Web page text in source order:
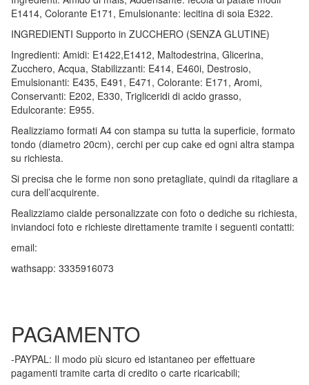
E1414, Colorante E171, Emulsionante: lecitina di soia E322.
INGREDIENTI Supporto in ZUCCHERO (SENZA GLUTINE)
Ingredienti: Amidi: E1422,E1412, Maltodestrina, Glicerina,
Zucchero, Acqua, Stabilizzanti: E414, E460i, Destrosio,
Emulsionanti: E435, E491, E471, Colorante: E171, Aromi,
Conservanti: E202, E330, Trigliceridi di acido grasso,
Edulcorante: E955.
Realizziamo formati A4 con stampa su tutta la superficie, formato
tondo (diametro 20cm), cerchi per cup cake ed ogni altra stampa
su richiesta.
Si precisa che le forme non sono pretagliate, quindi da ritagliare a
cura dell’acquirente.
Realizziamo cialde personalizzate con foto o dediche su richiesta,
inviandoci foto e richieste direttamente tramite i seguenti contatti:
email:
wathsapp: 3335916073
PAGAMENTO
-PAYPAL: Il modo più sicuro ed istantaneo per effettuare
pagamenti tramite carta di credito o carte ricaricabili;